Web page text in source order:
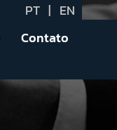
PT | EN
Contato